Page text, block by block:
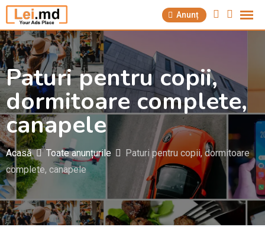
Săriți
la
conținut
Anunț
Paturi pentru copii,
dormitoare complete,
canapele
Acasă Toate anunțurile
Paturi pentru copii, dormitoare
complete, canapele